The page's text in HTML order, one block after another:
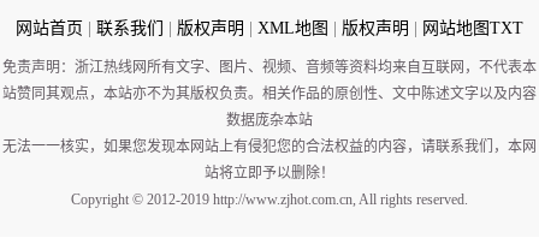
网站首页 | 联系我们 | 版权声明 | XML地图 | 版权声明 | 网站地图TXT
免责声明：浙江热线网所有文字、图片、视频、音频等资料均来自互联网，不代表本
站赞同其观点，本站亦不为其版权负责。相关作品的原创性、文中陈述文字以及内容
数据庞杂本站
无法一一核实，如果您发现本网站上有侵犯您的合法权益的内容，请联系我们，本网
站将立即予以删除！
Copyright © 2012-2019 http://www.zjhot.com.cn, All rights reserved.